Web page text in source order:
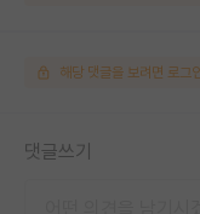
해당 댓글을 보려면 로그
댓글쓰기